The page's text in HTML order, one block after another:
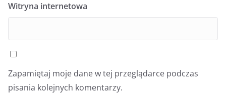
Witryna internetowa
Zapamiętaj moje dane w tej przeglądarce podczas
pisania kolejnych komentarzy.